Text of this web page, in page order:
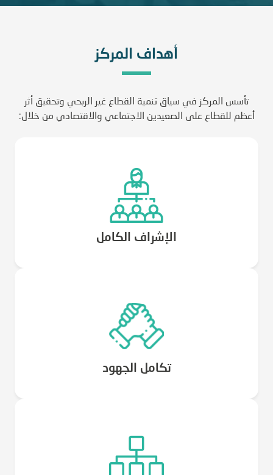
أهداف المركز
تأسس المركز في سياق تنمية القطاع غير الربحي وتحقيق أثر
أعظم للقطاع على الصعيدين الاجتماعي والاقتصادي من خلال:
الإشراف الكامل
تكامل الجهود